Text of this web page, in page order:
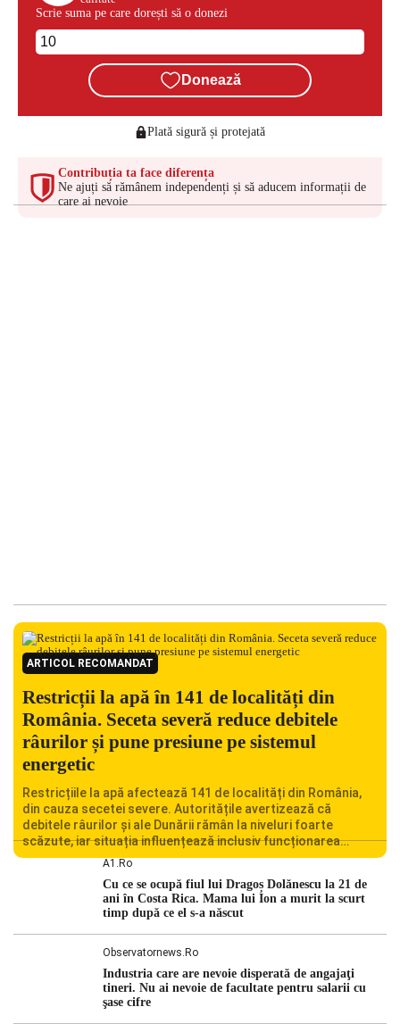
Scrie suma pe care dorești să o donezi
Donează
Plată sigură și protejată
Contribuția ta face diferența
Ne ajuți să rămânem independenți și să aducem informații de
care ai nevoie
ARTICOL RECOMANDAT
Restricții la apă în 141 de localități din
România. Seceta severă reduce debitele
râurilor și pune presiune pe sistemul
energetic
Restricțiile la apă afectează 141 de localități din România,
din cauza secetei severe. Autoritățile avertizează că
debitele râurilor și ale Dunării rămân la niveluri foarte
scăzute, iar situația influențează inclusiv funcționarea
Centralei Nucleare de la Cernavodă. România se confruntă
hidrologic din ultimii ani. Lipsa […]
A1.ro
Cu ce se ocupă fiul lui Dragoș Dolănescu la 21 de
ani în Costa Rica. Mama lui Ion a murit la scurt
timp după ce el s-a născut
Observatornews.ro
Industria care are nevoie disperată de angajaţi
tineri. Nu ai nevoie de facultate pentru salarii cu
şase cifre